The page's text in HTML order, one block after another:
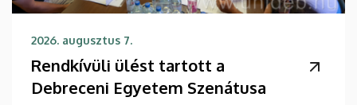
2026. augusztus 7.
Rendkívüli ülést tartott a
Debreceni Egyetem Szenátusa